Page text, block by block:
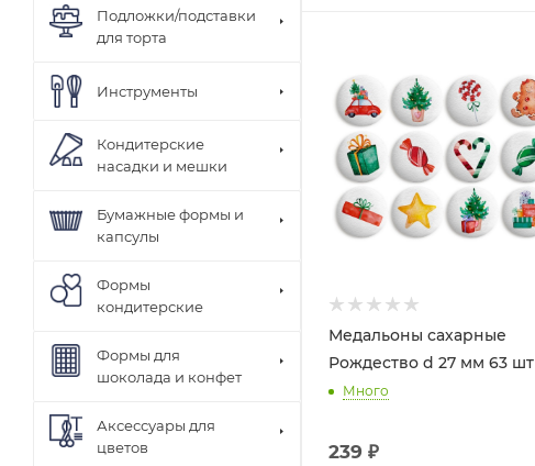
Медальоны сахарные
Рождество d 27 мм 63 шт
Много
239 ₽
Подложки/подставки
для торта
Инструменты
Кондитерские
насадки и мешки
Бумажные формы и
капсулы
Формы
кондитерские
Формы для
шоколада и конфет
Аксессуары для
цветов